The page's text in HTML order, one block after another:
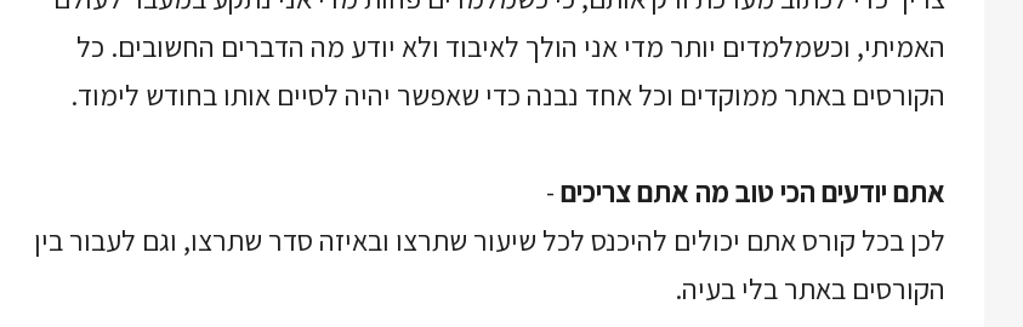
האמיתי, וכשמלמדים יותר מדי אני הולך לאיבוד ולא יודע מה הדברים החשובים. כל
הקורסים באתר ממוקדים וכל אחד נבנה כדי שאפשר יהיה לסיים אותו בחודש לימוד.
אתם יודעים הכי טוב מה אתם צריכים-
לכן בכל קורס אתם יכולים להיכנס לכל שיעור שתרצו ובאיזה סדר שתרצו, וגם לעבור בין
הקורסים באתר בלי בעיה.